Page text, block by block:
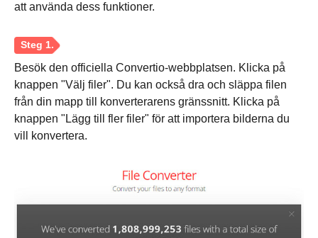
att använda dess funktioner.
Besök den officiella Convertio-webbplatsen. Klicka på
knappen "Välj filer". Du kan också dra och släppa filen
från din mapp till konverterarens gränssnitt. Klicka på
knappen "Lägg till fler filer" för att importera bilderna du
vill konvertera.